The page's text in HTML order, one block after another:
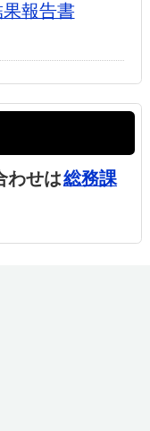
報告書
わせは総務課